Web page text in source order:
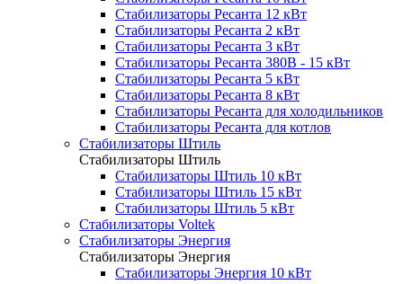
Стабилизаторы Ресанта 12 кВт
Стабилизаторы Ресанта 2 кВт
Стабилизаторы Ресанта 3 кВт
Стабилизаторы Ресанта 380В - 15 кВт
Стабилизаторы Ресанта 5 кВт
Стабилизаторы Ресанта 8 кВт
Стабилизаторы Ресанта для холодильников
Стабилизаторы Ресанта для котлов
Стабилизаторы Штиль
Стабилизаторы Штиль
Стабилизаторы Штиль 10 кВт
Стабилизаторы Штиль 15 кВт
Стабилизаторы Штиль 5 кВт
Стабилизаторы Voltek
Стабилизаторы Энергия
Стабилизаторы Энергия
Стабилизаторы Энергия 10 кВт